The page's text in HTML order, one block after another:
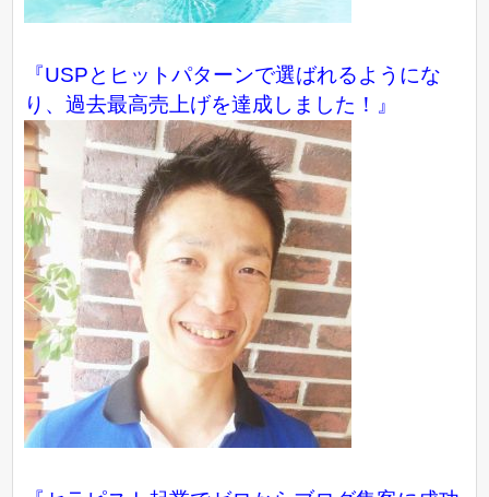
『USPとヒットパターンで選ばれるようにな
り、過去最高売上げを達成しました！』